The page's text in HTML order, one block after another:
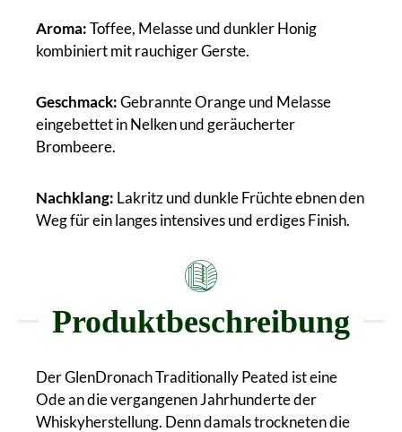
Aroma:Toffee, Melasse und dunkler Honig
kombiniert mit rauchiger Gerste.
Geschmack:Gebrannte Orange und Melasse
eingebettet in Nelken und geräucherter
Brombeere.
Nachklang: Lakritz und dunkle Früchte ebnen den
Weg für ein langes intensives und erdiges Finish.
Produktbeschreibung
Der GlenDronach Traditionally Peated ist eine
Ode an die vergangenen Jahrhunderte der
Whiskyherstellung. Denn damals trockneten die